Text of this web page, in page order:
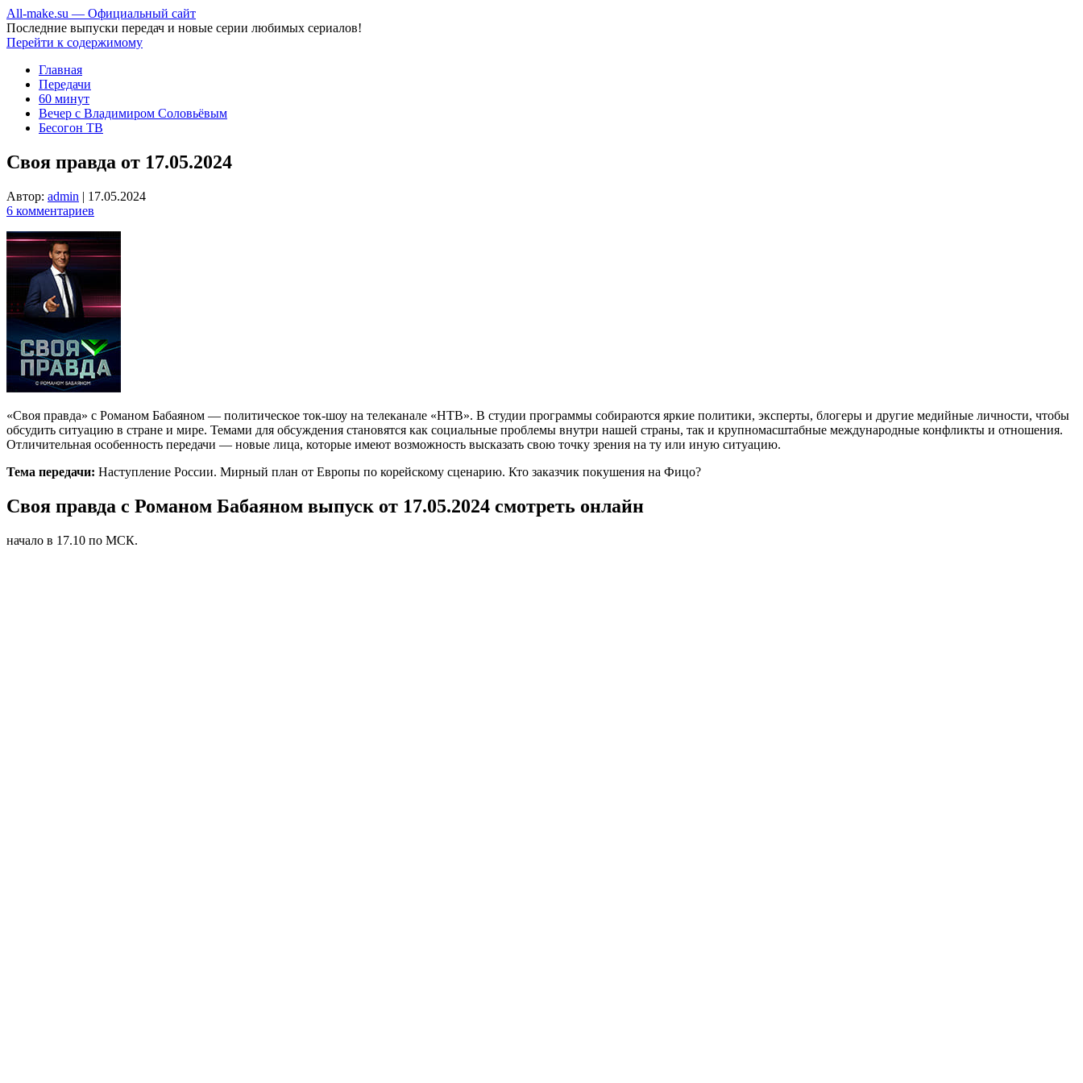
All-make.su — Официальный сайт
Последние выпуски передач и новые серии любимых сериалов!
Перейти к содержимому
Главная
Передачи
60 минут
Вечер с Владимиром Соловьёвым
Бесогон ТВ
Своя правда от 17.05.2024
Автор: admin | 17.05.2024
6 комментариев
«Своя правда» с Романом Бабаяном — политическое ток-шоу на телеканале «НТВ». В студии программы собираются яркие политики, эксперты, блогеры и другие медийные личности, чтобы
обсудить ситуацию в стране и мире. Темами для обсуждения становятся как социальные проблемы внутри нашей страны, так и крупномасштабные международные конфликты и отношения.
Отличительная особенность передачи — новые лица, которые имеют возможность высказать свою точку зрения на ту или иную ситуацию.
Тема передачи: Наступление России. Мирный план от Европы по корейскому сценарию. Кто заказчик покушения на Фицо?
Своя правда с Романом Бабаяном выпуск от 17.05.2024 смотреть онлайн
начало в 17.10 по МСК.